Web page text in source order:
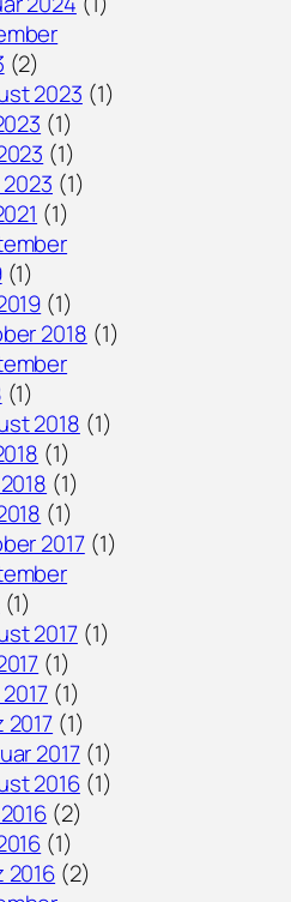
(2)
2023 (1)
(1)
(1)
(1)
(1)
(1)
(1)
2018 (1)
(1)
2018 (1)
(1)
(1)
(1)
2017(1)
(1)
2017(1)
(1)
(1)
2017 (1)
2017(1)
2016(1)
(2)
(1)
2016 (2)